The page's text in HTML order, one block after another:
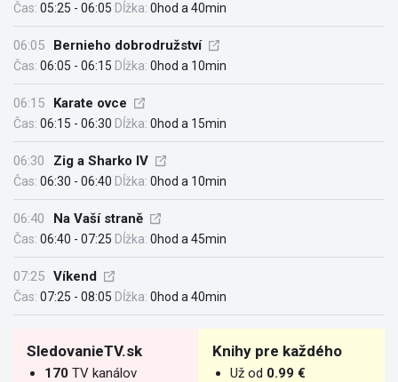
Čas: 05:25 - 06:05 Dĺžka: 0hod a 40min
06:05 Bernieho dobrodružství
Čas: 06:05 - 06:15 Dĺžka: 0hod a 10min
06:15 Karate ovce
Čas: 06:15 - 06:30 Dĺžka: 0hod a 15min
06:30 Zig a Sharko IV
Čas: 06:30 - 06:40 Dĺžka: 0hod a 10min
06:40 Na Vaší straně
Čas: 06:40 - 07:25 Dĺžka: 0hod a 45min
07:25 Víkend
Čas: 07:25 - 08:05 Dĺžka: 0hod a 40min
SledovanieTV.sk
170 TV kanálov
Knihy pre každého
Už od 0.99 €